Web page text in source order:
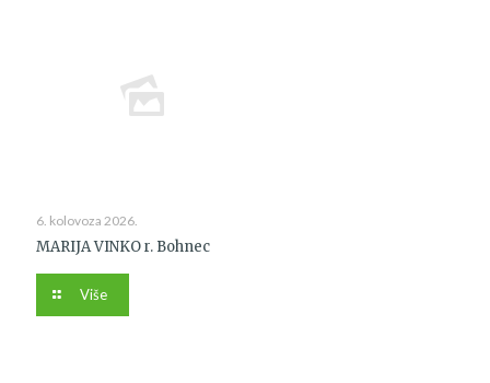
6. kolovoza 2026.
MARIJA VINKO r. Bohnec
Više